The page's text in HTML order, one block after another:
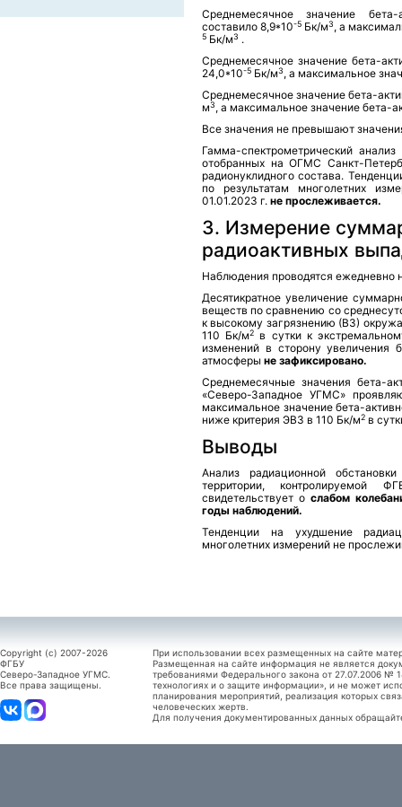
Среднемесячное значение
составило 8,9*10-5 Бк/м3, а
5 Бк/м3 .
Среднемесячное значение бета-
24,0*10-5 Бк/м3, а максимальное
Среднемесячное значение бета-
м3, а максимальное значение бета-
Все значения не превышают
Гамма-спектрометрический
отобранных на ОГМС Санкт-
радионуклидного состава.
по результатам многолетних
01.01.2023 г. не прослеживается.
3. Измерение
радиоактивных
Наблюдения проводятся
Десятикратное увеличение
веществ по сравнению со
к высокому загрязнению (ВЗ)
110 Бк/м2
в сутки к
изменений в сторону увеличения
атмосферы не зафиксировано.
Среднемесячные значения бета-
«Северо-Западное УГМС»
максимальное значение бета-
ниже критерия ЭВЗ в 110 Бк/м2 в
Выводы
Анализ радиационной
территории, контролируемой
свидетельствует ослабом
годы наблюдений.
Тенденции на ухудшение
многолетних измерений не
Copyright (c) 2007-2026
ФГБУ
Северо-Западное УГМС.
Все права защищены.
При использовании всех размещенных на сайте
Размещенная на сайте информация не является
требованиями Федерального закона от 27.07.2006
технологиях и о защите информации», и не может
планирования мероприятий, реализация которых
человеческих жертв.
Для получения документированных данных